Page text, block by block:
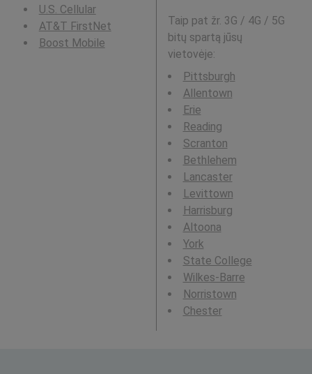
U.S. Cellular
AT&T FirstNet
Boost Mobile
Taip pat žr. 3G / 4G / 5G
bitų spartą jūsų
vietovėje:
Pittsburgh
Allentown
Erie
Reading
Scranton
Bethlehem
Lancaster
Levittown
Harrisburg
Altoona
York
State College
Wilkes-Barre
Norristown
Chester